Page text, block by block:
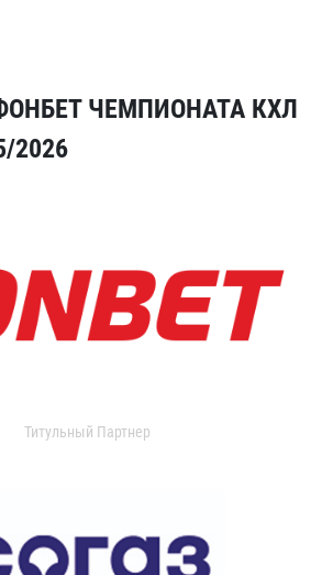
ЧЕМПИОНАТА КХЛ
2026
Титульный Партнер